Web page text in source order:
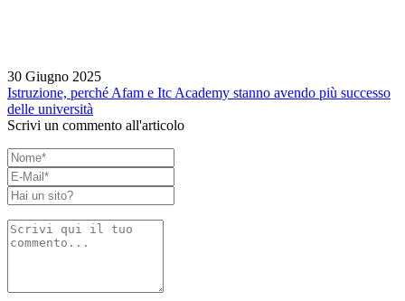
30 Giugno 2025
Istruzione, perché Afam e Itc Academy stanno avendo più successo
delle università
Scrivi un commento all'articolo